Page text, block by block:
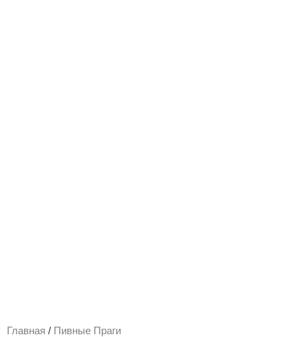
Главная / Пивные Праги